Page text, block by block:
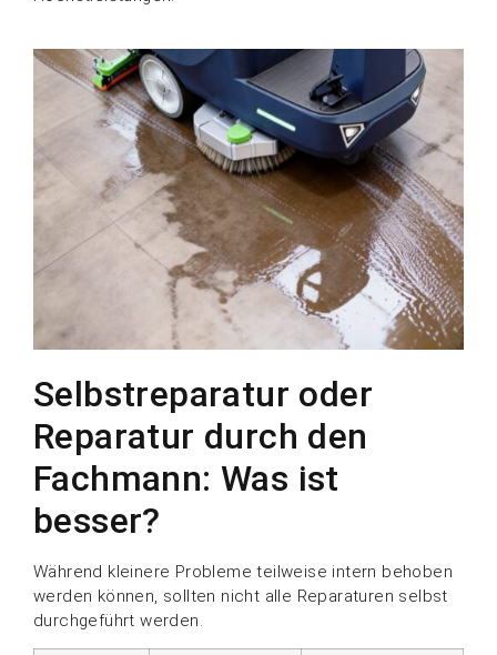
Selbstreparatur oder
Reparatur durch den
Fachmann: Was ist
besser?
Während kleinere Probleme teilweise intern behoben
werden können, sollten nicht alle Reparaturen selbst
durchgeführt werden.